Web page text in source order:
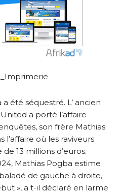
été séquestré. L’ ancien
a porté l’affaire
son frère Mathias
où les raviveurs
13 millions d’euros.
Mathias Pogba estime
de gauche à droite,
», a t-il déclaré en larme